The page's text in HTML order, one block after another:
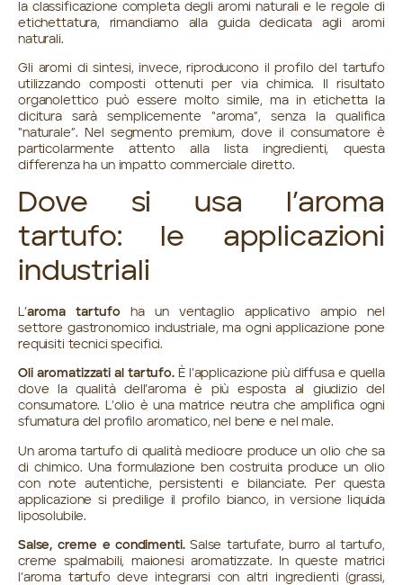
la classificazione completa degli aromi naturali e le regole di
etichettatura, rimandiamo alla guida dedicata agli aromi
naturali.
Gli aromi di sintesi, invece, riproducono il profilo del tartufo
utilizzando composti ottenuti per via chimica. Il risultato
organolettico può essere molto simile, ma in etichetta la
dicitura sarà semplicemente “aroma”, senza la qualifica
“naturale”. Nel segmento premium, dove il consumatore è
particolarmente attento alla lista ingredienti, questa
differenza ha un impatto commerciale diretto.
Dove si usa l’aroma
tartufo: le applicazioni
industriali
L’aroma tartufo ha un ventaglio applicativo ampio nel
settore gastronomico industriale, ma ogni applicazione pone
requisiti tecnici specifici.
Oli aromatizzati al tartufo. È l’applicazione più diffusa e quella
dove la qualità dell’aroma è più esposta al giudizio del
consumatore. L’olio è una matrice neutra che amplifica ogni
sfumatura del profilo aromatico, nel bene e nel male.
Un aroma tartufo di qualità mediocre produce un olio che sa
di chimico. Una formulazione ben costruita produce un olio
con note autentiche, persistenti e bilanciate. Per questa
applicazione si predilige il profilo bianco, in versione liquida
liposolubile.
Salse, creme e condimenti. Salse tartufate, burro al tartufo,
creme spalmabili, maionesi aromatizzate. In queste matrici
l’aroma tartufo deve integrarsi con altri ingredienti (grassi,